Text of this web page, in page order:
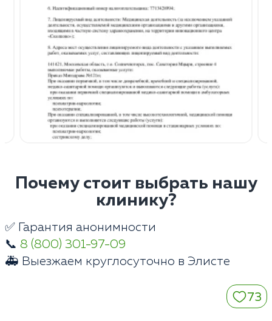
Почему стоит выбрать нашу
клинику?
✅ Гарантия анонимности
📞 8 (800) 301-97-09
🚑 Выезжаем круглосуточно в Элисте
73